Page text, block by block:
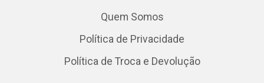
Quem Somos
Política de Privacidade
Política de Troca e Devolução